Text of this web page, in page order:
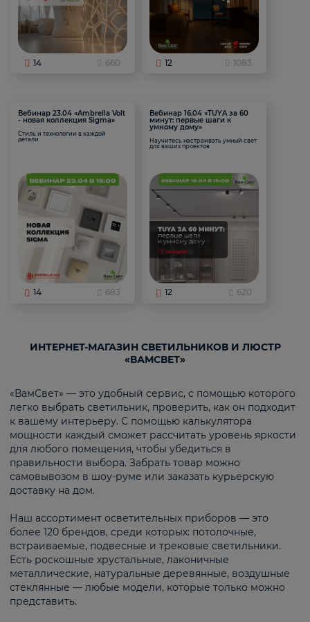
14 660 12 1083
Вебинар 23.04 «Ambrella Volt
- новая коллекция Sigma»
Стиль и технологии в каждой
детали
14 683
Вебинар 16.04 «TUYA за 60
минут: первые шаги к
умному дому»
Научитесь настраивать умный свет
для ваших проектов
12 620
ИНТЕРНЕТ-МАГАЗИН СВЕТИЛЬНИКОВ И ЛЮСТР
«ВАМСВЕТ»
«ВамСвет» — это удобный сервис, с помощью которого
легко выбрать светильник, проверить, как он подходит
к вашему интерьеру. С помощью калькулятора
мощности каждый сможет рассчитать уровень яркости
для любого помещения, чтобы убедиться в
правильности выбора. Забрать товар можно
самовывозом в шоу-руме или заказать курьерскую
доставку на дом.
Наш ассортимент осветительных приборов — это
более 120 брендов, среди которых: потолочные,
встраиваемые, подвесные и трековые светильники.
Есть роскошные хрустальные, лаконичные
металлические, натуральные деревянные, воздушные
стеклянные — любые модели, которые только можно
представить.